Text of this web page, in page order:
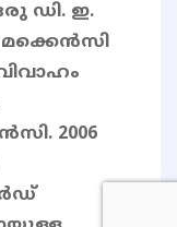
ഡി. ഇ.
2006